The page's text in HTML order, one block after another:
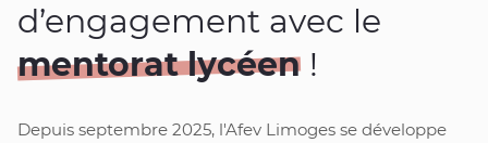
d’engagement avec le
mentorat lycéen !
Depuis septembre 2025, l'Afev Limoges se développe